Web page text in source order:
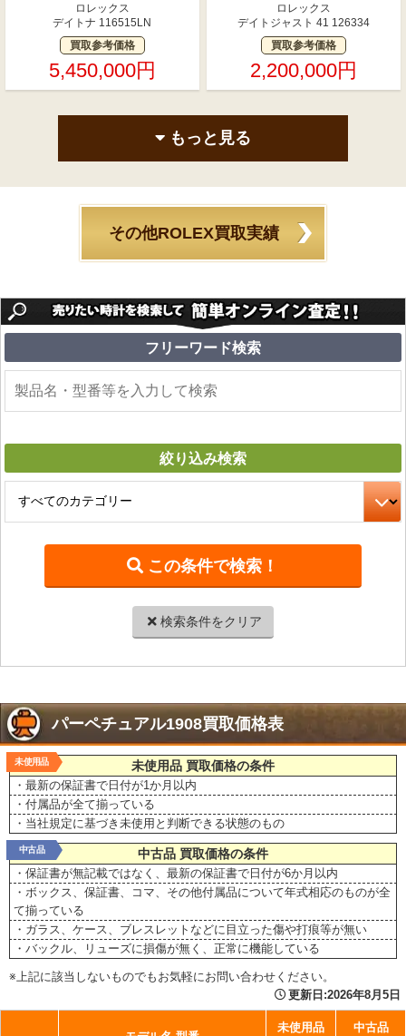
ロレックス
デイトナ 116515LN
買取参考価格
5,450,000円
ロレックス
デイトジャスト 41 126334
買取参考価格
2,200,000円
もっと見る
その他ROLEX買取実績
フリーワード検索
絞り込み検索
検索条件をクリア
パーペチュアル1908買取価格表
未使用品 未使用品 買取価格の条件
・最新の保証書で日付が1か月以内
・付属品が全て揃っている
・当社規定に基づき未使用と判断できる状態のもの
中古品 中古品 買取価格の条件
・保証書が無記載ではなく、最新の保証書で日付が6か月以内
・ボックス、保証書、コマ、その他付属品について年式相応のものが全
て揃っている
・ガラス、ケース、ブレスレットなどに目立った傷や打痕等が無い
・バックル、リューズに損傷が無く、正常に機能している
※上記に該当しないものでもお気軽にお問い合わせください。
更新日:2026年8月5日
未使用品 中古品